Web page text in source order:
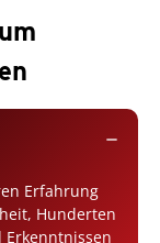
remove
Erfahrung
Hunderten